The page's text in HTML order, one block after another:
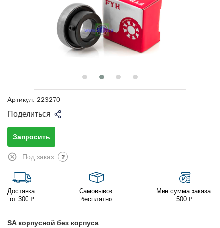
Артикул: 223270
Поделиться
Запросить
Под заказ ?
Доставка:
от 300 ₽
Самовывоз:
бесплатно
Мин.сумма заказа:
500 ₽
SA корпусной без корпуса